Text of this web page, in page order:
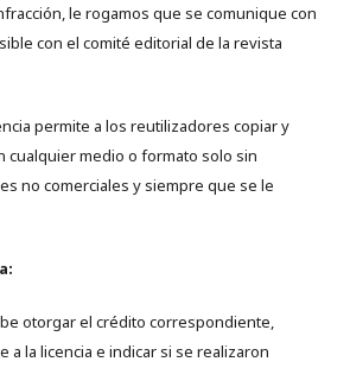
le rogamos que se comunique con
con el comité editorial de la revista
permite a los reutilizadores copiar y
cualquier medio o formato solo sin
no comerciales y siempre que se le
otorgar el crédito correspondiente,
a la licencia e indicar si se realizaron